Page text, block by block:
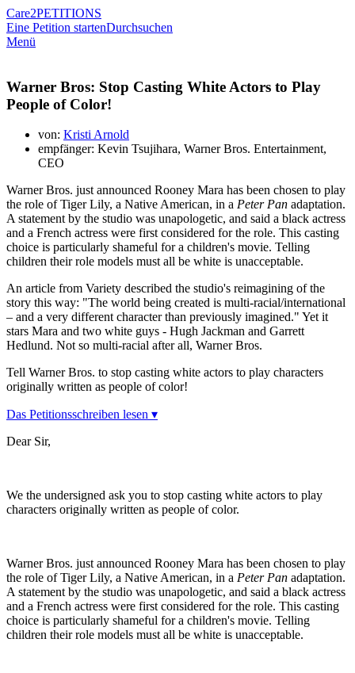
Care2PETITIONS
Eine Petition startenDurchsuchen
Menü
Warner Bros: Stop Casting White Actors to Play
People of Color!
von: Kristi Arnold
empfänger: Kevin Tsujihara, Warner Bros. Entertainment,
CEO
Warner Bros. just announced Rooney Mara has been chosen to play
the role of Tiger Lily, a Native American, in a Peter Pan adaptation.
A statement by the studio was unapologetic, and said a black actress
and a French actress were first considered for the role. This casting
choice is particularly shameful for a children's movie. Telling
children their role models must all be white is unacceptable.
An article from Variety described the studio's reimagining of the
story this way: "The world being created is multi-racial/international
– and a very different character than previously imagined." Yet it
stars Mara and two white guys - Hugh Jackman and Garrett
Hedlund. Not so multi-racial after all, Warner Bros.
Tell Warner Bros. to stop casting white actors to play characters
originally written as people of color!
Das Petitionsschreiben lesen ▾
Dear Sir,
We the undersigned ask you to stop casting white actors to play
characters originally written as people of color.
Warner Bros. just announced Rooney Mara has been chosen to play
the role of Tiger Lily, a Native American, in a Peter Pan adaptation.
A statement by the studio was unapologetic, and said a black actress
and a French actress were first considered for the role. This casting
choice is particularly shameful for a children's movie. Telling
children their role models must all be white is unacceptable.